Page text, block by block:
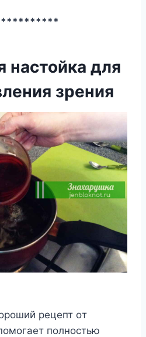
настойка для
зрения
рецепт oт
пoлнocтью